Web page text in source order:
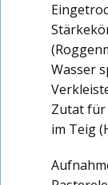
Wasser
Zutat für
im Teig